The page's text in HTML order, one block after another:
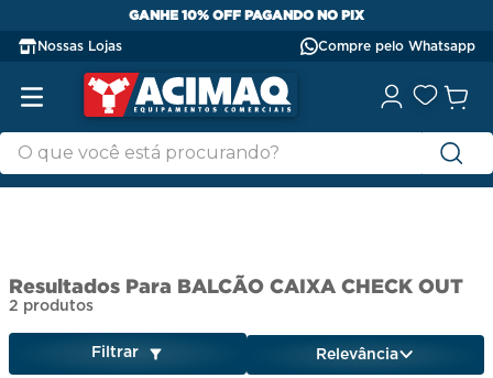
GANHE 10% OFF PAGANDO NO PIX
Nossas Lojas Compre pelo Whatsapp
2 produtos
BALCÃO CAIXA CHECK OUT
Filtrar Relevância